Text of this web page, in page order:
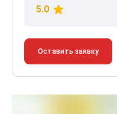
5.0
Оставить заявку